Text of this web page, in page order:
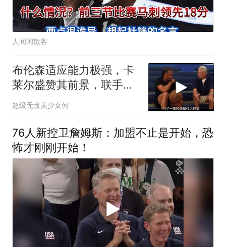
人间闲散客
布伦森适应能力极强，卡
莱尔盛赞其前景，联手东
契奇未来可期
超级无敌美少女何
76人新控卫詹姆斯：加盟不止是开始，恐
怖才刚刚开始！